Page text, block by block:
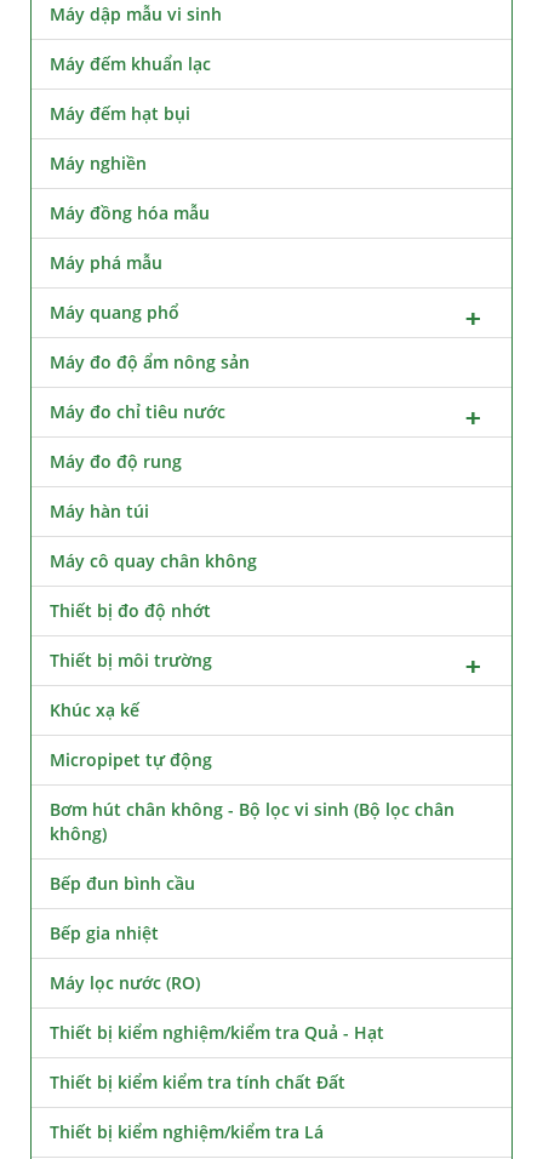
Máy dập mẫu vi sinh
Máy đếm khuẩn lạc
Máy đếm hạt bụi
Máy nghiền
Máy đồng hóa mẫu
Máy phá mẫu
Máy quang phổ
Máy đo độ ẩm nông sản
Máy đo chỉ tiêu nước
Máy đo độ rung
Máy hàn túi
Máy cô quay chân không
Thiết bị đo độ nhớt
Thiết bị môi trường
Khúc xạ kế
Micropipet tự động
Bơm hút chân không - Bộ lọc vi sinh (Bộ lọc chân
không)
Bếp đun bình cầu
Bếp gia nhiệt
Máy lọc nước (RO)
Thiết bị kiểm nghiệm/kiểm tra Quả - Hạt
Thiết bị kiểm kiểm tra tính chất Đất
Thiết bị kiểm nghiệm/kiểm tra Lá